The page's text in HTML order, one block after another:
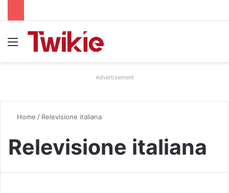
Advertisement
Home / Relevisione italiana
Relevisione italiana